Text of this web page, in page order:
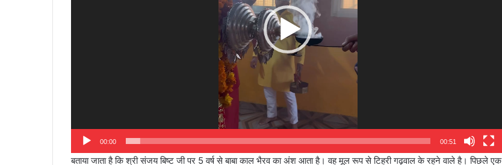
00:00 00:51
बताया जाता है कि श्री संजय बिष्ट जी पर 5 वर्ष से बाबा काल भैरव का अंश आता है। वह मूल रूप से टिहरी गढ़वाल के रहने वाले है। पिछले एक